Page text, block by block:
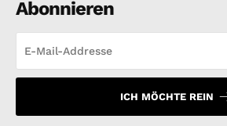
Abonnieren
ICH MÖCHTE REIN